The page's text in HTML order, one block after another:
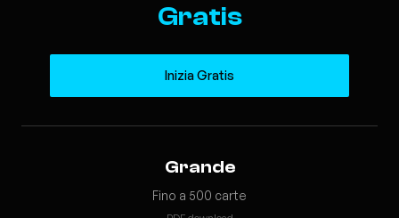
Gratis
Inizia Gratis
Grande
Fino a 500 carte